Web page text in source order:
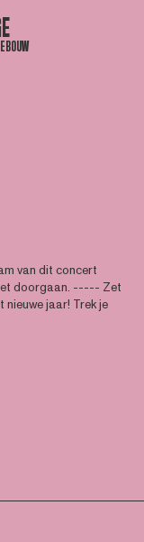
van dit concert
doorgaan. ----- Zet
jaar! Trek je